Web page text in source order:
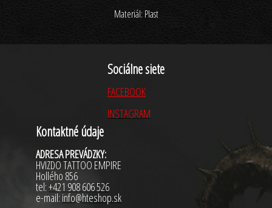
Materiál: Plast
Sociálne siete
FACEBOOK
INSTAGRAM
Kontaktné údaje
ADRESA PREVÁDZKY:
HVIZDO TATTOO EMPIRE
Hollého 856
tel:+421 908 606 526
e-mail: info@hteshop.sk